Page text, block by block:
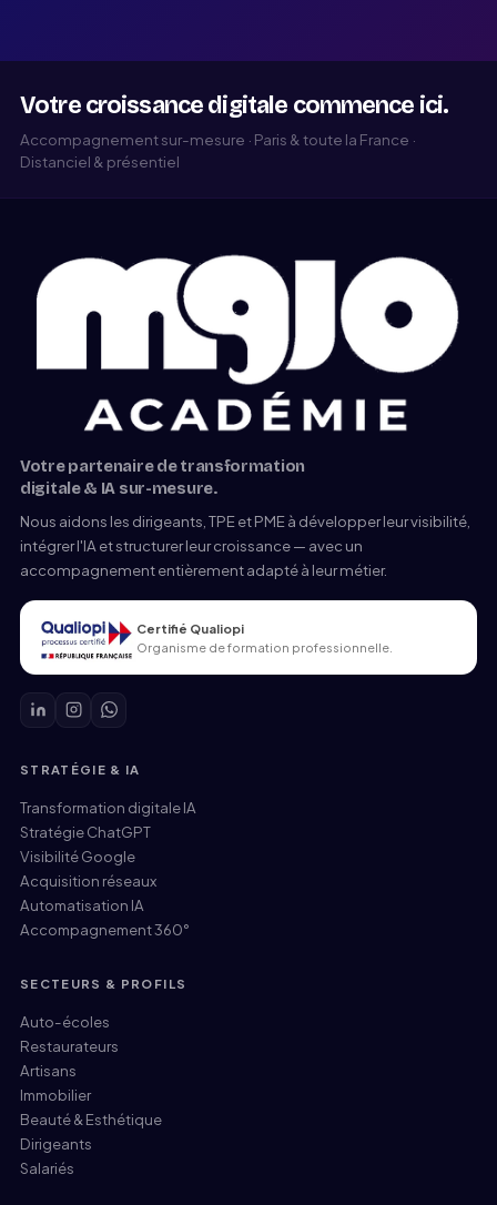
Votre croissance digitale commence ici.
Accompagnement sur-mesure · Paris & toute la France ·
Distanciel & présentiel
Votre partenaire de transformation
digitale & IA sur-mesure.
Nous aidons les dirigeants, TPE et PME à développer leur visibilité,
intégrer l'IA et structurer leur croissance — avec un
accompagnement entièrement adapté à leur métier.
Certifié Qualiopi
Organisme de formation professionnelle.
STRATÉGIE & IA
Transformation digitale IA
Stratégie ChatGPT
Visibilité Google
Acquisition réseaux
Automatisation IA
Accompagnement 360°
SECTEURS & PROFILS
Auto-écoles
Restaurateurs
Artisans
Immobilier
Beauté & Esthétique
Dirigeants
Salariés